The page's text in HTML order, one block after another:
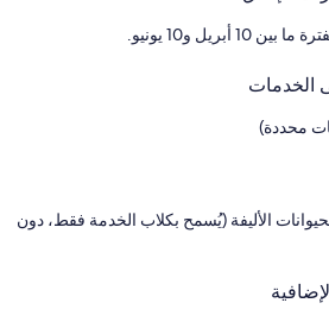
أبريل و10 يونيو.
الخدمات
محددة)
الأليفة (يُسمح بكلاب الخدمة فقط، دون